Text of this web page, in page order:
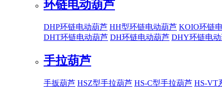
环链电动葫芦
DHP环链电动葫芦 HH型环链电动葫芦 KOIO环链
DHT环链电动葫芦 DH环链电动葫芦 DHY环链电
手拉葫芦
手扳葫芦 HSZ型手拉葫芦 HS-C型手拉葫芦 HS-VT